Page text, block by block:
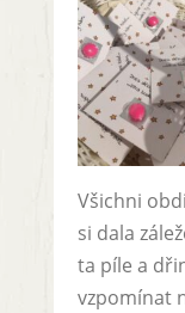
Všichni
si dala
ta píle a
vzpomínat